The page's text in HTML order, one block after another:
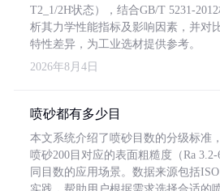
T2_1/2H状态），结合GB/T 5231-
析其力学性能指标及影响因素，并对
特性差异，为工业选材提供参考。
2026年8月4日
喷砂都有多少目
本文系统介绍了喷砂目数的分级标准
喷砂200目对应的表面粗糙度（Ra
同目数的应用场景。数据来源包括